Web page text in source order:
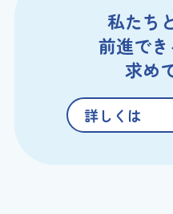
私たち
前進でき
求め
詳しくは